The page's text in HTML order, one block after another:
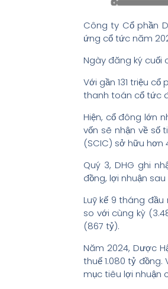
Công ty Cổ phần
ứng cổ tức năm
Ngày đăng ký cuối
Với gần 131 triệu
thanh toán cổ tức
Hiện, cổ đông lớn
vốn sẽ nhận về số
(SCIC) sở hữu hơn
Quý 3, DHG ghi
đồng, lợi nhuận
Luỹ kế 9 tháng
so với cùng kỳ
(867 tỷ).
Năm 2024, Dược
thuế 1.080 tỷ
mục tiêu lợi nhuận